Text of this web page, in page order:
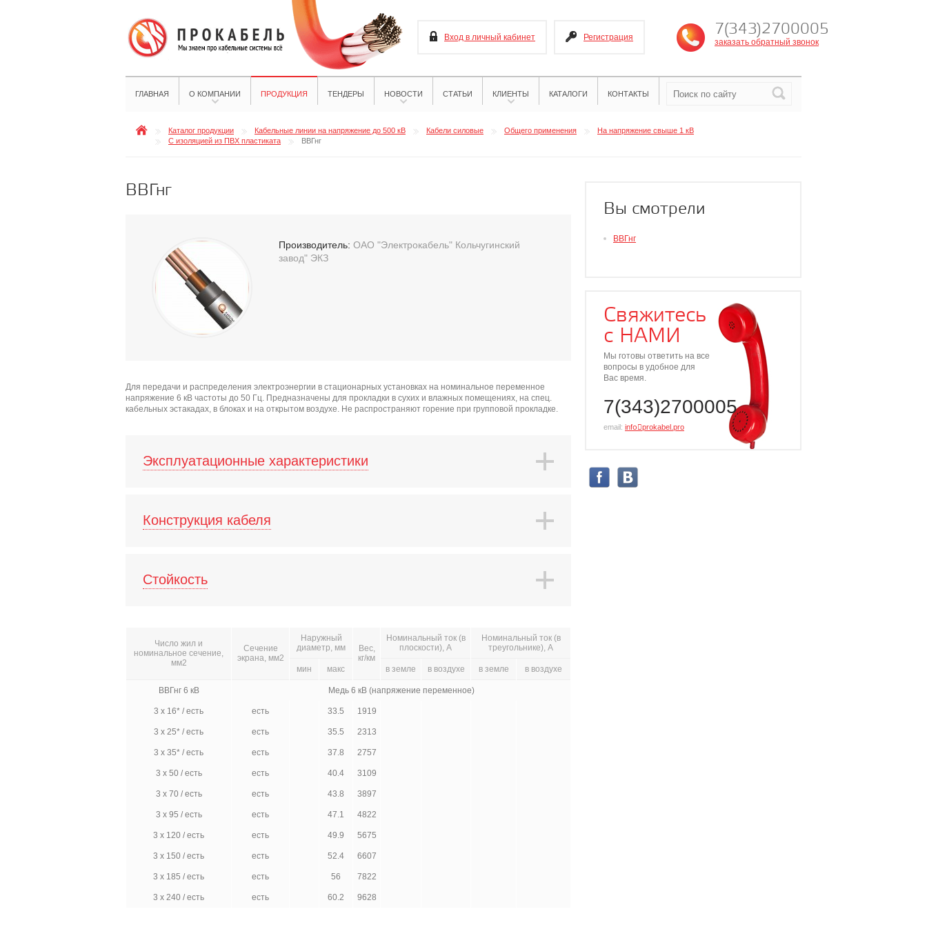
Вход в личный кабинет Регистрация 7(343)2700005
заказать обратный звонок
ГЛАВНАЯ О КОМПАНИИ ПРОДУКЦИЯ ТЕНДЕРЫ НОВОСТИ СТАТЬИ КЛИЕНТЫ КАТАЛОГИ КОНТАКТЫ
Каталог продукции Кабельные линии на напряжение до 500 кВ Кабели силовые Общего применения
На напряжение свыше 1 кВ
С изоляцией из ПВХ пластиката
ВВГнг
ВВГнг
Производитель: ОАО "Электрокабель" Кольчугинский
завод" ЭКЗ
Для передачи и распределения электроэнергии в стационарных установках на номинальное переменное
напряжение 6 кВ частоты до 50 Гц. Предназначены для прокладки в сухих и влажных помещениях, на спец.
кабельных эстакадах, в блоках и на открытом воздухе. Не распространяют горение при групповой прокладке.
Эксплуатационные характеристики
Конструкция кабеля
Стойкость
Число жил и
номинальное сечение,
мм2
Сечение
экрана, мм2
Наружный
диаметр, мм
Вес,
кг/км
Номинальный ток (в
плоскости), А
Номинальный ток (в
треугольнике), А
мин макс в земле в воздухе в земле в воздухе
ВВГнг 6 кВ Медь 6 кВ (напряжение переменное)
3 х 16* / есть есть 33.5 1919
3 х 25* / есть есть 35.5 2313
3 х 35* / есть есть 37.8 2757
3 х 50 / есть есть 40.4 3109
3 х 70 / есть есть 43.8 3897
3 х 95 / есть есть 47.1 4822
3 х 120 / есть есть 49.9 5675
3 х 150 / есть есть 52.4 6607
3 х 185 / есть есть 56 7822
3 х 240 / есть есть 60.2 9628
Вы смотрели
ВВГнг
Свяжитесь
с НАМИ
Мы готовы ответить на все
вопросы в удобное для
Вас время.
7(343)2700005
email: info⃝prokabel.pro